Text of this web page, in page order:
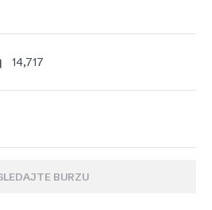
14,717
BURZU